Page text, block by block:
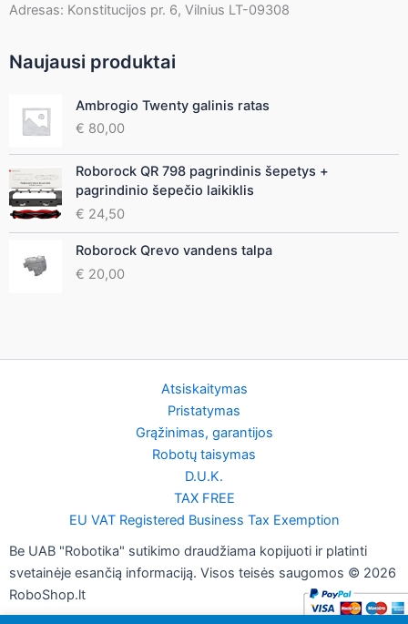
Adresas: Konstitucijos pr. 6, Vilnius LT-09308
Naujausi produktai
Ambrogio Twenty galinis ratas
€ 80,00
Roborock QR 798 pagrindinis šepetys +
pagrindinio šepečio laikiklis
€ 24,50
Roborock Qrevo vandens talpa
€ 20,00
Atsiskaitymas
Pristatymas
Grąžinimas, garantijos
Robotų taisymas
D.U.K.
TAX FREE
EU VAT Registered Business Tax Exemption
Be UAB "Robotika" sutikimo draudžiama kopijuoti ir platinti
svetainėje esančią informaciją. Visos teisės saugomos © 2026
RoboShop.lt